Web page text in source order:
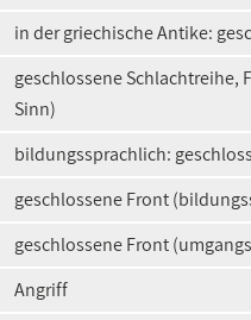
in der griechische Antike:
geschlossene Schlachtreihe,
Sinn)
bildungssprachlich:
geschlossene Front
geschlossene Front
Angriff